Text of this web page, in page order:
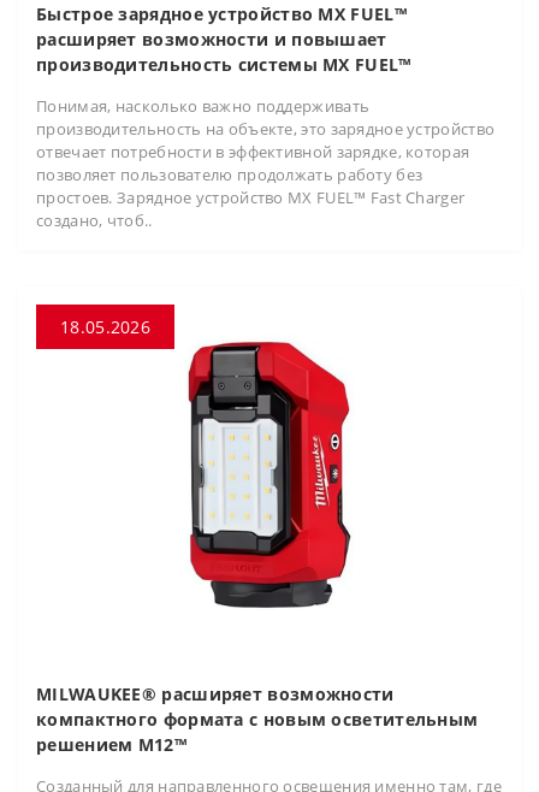
Быстрое зарядное устройство MX FUEL™
расширяет возможности и повышает
производительность системы MX FUEL™
Понимая, насколько важно поддерживать
производительность на объекте, это зарядное устройство
отвечает потребности в эффективной зарядке, которая
позволяет пользователю продолжать работу без
простоев. Зарядное устройство MX FUEL™ Fast Charger
создано, чтоб..
18.05.2026
MILWAUKEE® расширяет возможности
компактного формата с новым осветительным
решением M12™
Созданный для направленного освещения именно там, где